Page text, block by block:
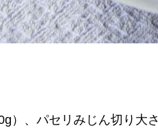
）、パセリみじん切り大